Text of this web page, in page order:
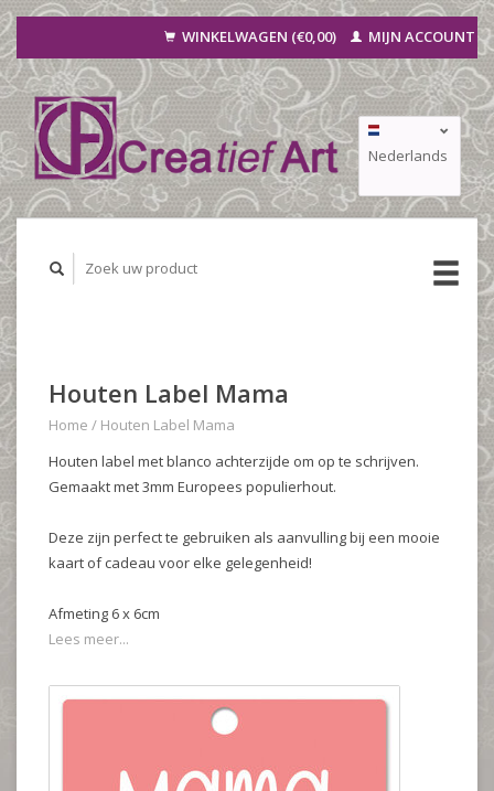
WINKELWAGEN (€0,00) MIJN ACCOUNT
Nederlands
Deutsch
Houten Label Mama
Home / Houten Label Mama
Houten label met blanco achterzijde om op te schrijven.
Gemaakt met 3mm Europees populierhout.
Deze zijn perfect te gebruiken als aanvulling bij een mooie
kaart of cadeau voor elke gelegenheid!
Afmeting 6 x 6cm
Lees meer...